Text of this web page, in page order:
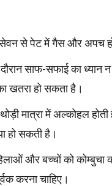
से पेट में गैस और अपच
साफ-सफाई का ध्यान
खतरा हो सकता है।
मात्रा में अल्कोहल
हो सकती है।
और बच्चों को कोम्बुचा
करना चाहिए।